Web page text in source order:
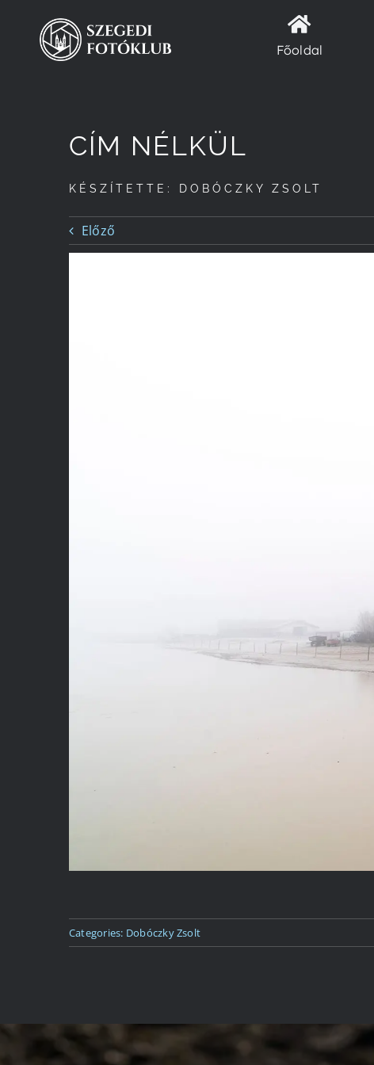
Kihagyás
Főoldal
CÍM NÉLKÜL
KÉSZÍTETTE: DOBÓCZKY ZSOLT
Előző
Categories: Dobóczky Zsolt